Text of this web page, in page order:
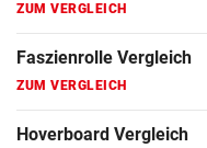
ZUM VERGLEICH
Faszienrolle Vergleich
ZUM VERGLEICH
Hoverboard Vergleich